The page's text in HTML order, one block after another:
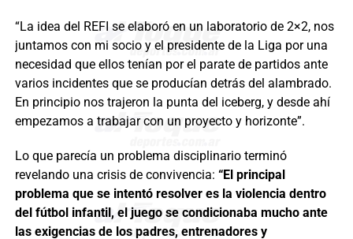
“La idea del REFI se elaboró en un laboratorio de 2×2, nos
juntamos con mi socio y el presidente de la Liga por una
necesidad que ellos tenían por el parate de partidos ante
varios incidentes que se producían detrás del alambrado.
En principio nos trajeron la punta del iceberg, y desde ahí
empezamos a trabajar con un proyecto y horizonte”.
Lo que parecía un problema disciplinario terminó
revelando una crisis de convivencia: “El principal
problema que se intentó resolver es la violencia dentro
del fútbol infantil, el juego se condicionaba mucho ante
las exigencias de los padres, entrenadores y